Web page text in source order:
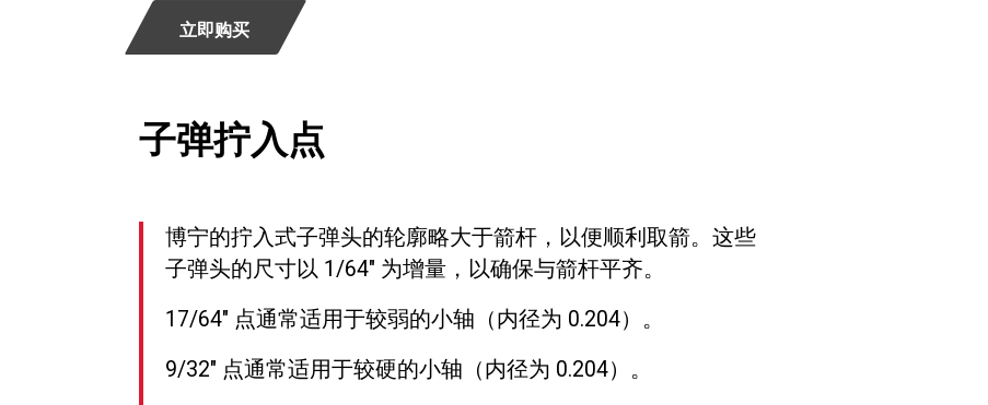
立即购买
子弹拧入点
博宁的拧入式子弹头的轮廓略大于箭杆，以便顺利取箭。这些
子弹头的尺寸以 1/64″ 为增量，以确保与箭杆平齐。
17/64″ 点通常适用于较弱的小轴（内径为 0.204）。
9/32″ 点通常适用于较硬的小轴（内径为 0.204）。